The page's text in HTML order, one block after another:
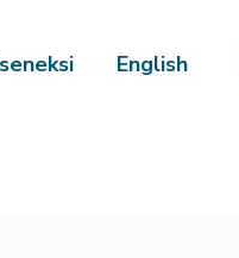
English